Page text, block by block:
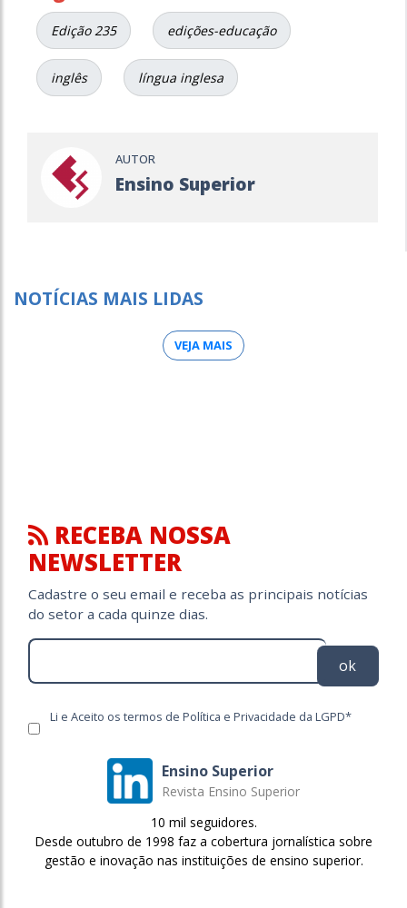
Edição 235 edições-educação
inglês língua inglesa
AUTOR
Ensino Superior
NOTÍCIAS MAIS LIDAS
VEJA MAIS
RECEBA NOSSA
NEWSLETTER
Cadastre o seu email e receba as principais notícias
do setor a cada quinze dias.
ok
Li e Aceito os termos de Política e Privacidade da LGPD*
Ensino Superior
Revista Ensino Superior
10 mil seguidores.
Desde outubro de 1998 faz a cobertura jornalística sobre
gestão e inovação nas instituições de ensino superior.